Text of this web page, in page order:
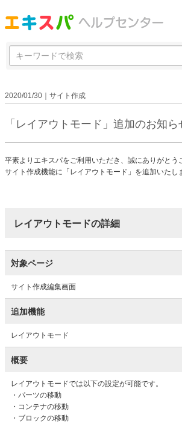
索:
2020/01/30｜サイト作成
「レイアウトモード」追加のお知ら
平素よりエキスパをご利用いただき、誠にありがとう
サイト作成機能に「レイアウトモード」を追加いたし
レイアウトモードの詳細
対象ページ
サイト作成編集画面
追加機能
レイアウトモード
概要
レイアウトモードでは以下の設定が可能です。
・パーツの移動
・コンテナの移動
・ブロックの移動